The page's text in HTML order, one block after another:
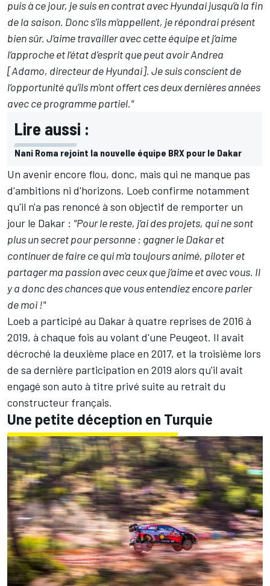
puis à ce jour, je suis en contrat avec Hyundai jusqu’à la fin
de la saison. Donc s’ils m’appellent, je répondrai présent
bien sûr. J’aime travailler avec cette équipe et j’aime
l’approche et l’état d’esprit que peut avoir Andrea
[Adamo, directeur de Hyundai]. Je suis conscient de
l’opportunité qu’ils m’ont offert ces deux dernières années
avec ce programme partiel."
Lire aussi :
Nani Roma rejoint la nouvelle équipe BRX pour le Dakar
Un avenir encore flou, donc, mais qui ne manque pas
d'ambitions ni d'horizons. Loeb confirme notamment
qu'il n'a pas renoncé à son objectif de remporter un
jour le Dakar : "Pour le reste, j’ai des projets, qui ne sont
plus un secret pour personne : gagner le Dakar et
continuer de faire ce qui m’a toujours animé, piloter et
partager ma passion avec ceux que j’aime et avec vous. Il
y a donc des chances que vous entendiez encore parler
de moi !"
Loeb a participé au Dakar à quatre reprises de 2016 à
2019, à chaque fois au volant d'une Peugeot. Il avait
décroché la deuxième place en 2017, et la troisième lors
de sa dernière participation en 2019 alors qu'il avait
engagé son auto à titre privé suite au retrait du
constructeur français.
Une petite déception en Turquie